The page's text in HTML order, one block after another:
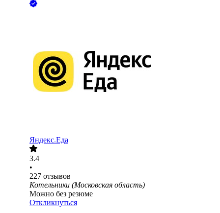
Яндекс.Еда
3.4
•
227 отзывов
Котельники (Московская область)
Можно без резюме
Откликнуться